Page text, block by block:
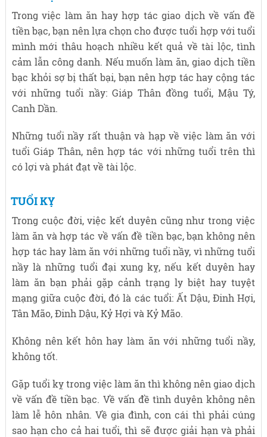
Trong việc làm ăn hay hợp tác giao dịch về vấn đề
tiền bạc, bạn nên lựa chọn cho được tuổi hợp với tuổi
mình mới thâu hoạch nhiều kết quả về tài lộc, tình
cảm lẫn công danh. Nếu muốn làm ăn, giao dịch tiền
bạc khỏi sợ bị thất bại, bạn nên hợp tác hay cộng tác
với những tuổi nầy: Giáp Thân đồng tuổi, Mậu Tý,
Canh Dần.
Những tuổi nầy rất thuận và hạp về việc làm ăn với
tuổi Giáp Thân, nên hợp tác với những tuổi trên thì
có lợi và phát đạt về tài lộc.
TUỔI KỴ
Trong cuộc đời, việc kết duyên cũng như trong việc
làm ăn và hợp tác về vấn đề tiền bạc, bạn không nên
hợp tác hay làm ăn với những tuổi nầy, vì những tuổi
nầy là những tuổi đại xung kỵ, nếu kết duyên hay
làm ăn bạn phải gặp cảnh trạng ly biệt hay tuyệt
mạng giữa cuộc đời, đó là các tuổi: Ất Dậu, Đinh Hợi,
Tân Mão, Đinh Dậu, Kỷ Hợi và Kỷ Mão.
Không nên kết hôn hay làm ăn với những tuổi nầy,
không tốt.
Gặp tuổi kỵ trong việc làm ăn thì không nên giao dịch
về vấn đề tiền bạc. Về vấn đề tình duyên không nên
làm lễ hôn nhân. Về gia đình, con cái thì phải cúng
sao hạn cho cả hai tuổi, thì sẽ được giải hạn và phải